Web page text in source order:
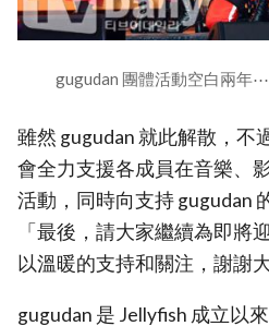
gugudan 團體活動空白兩年
雖然 gugudan 就此解散，不
會全力支援各成員在音樂、
活動，同時向支持 gugudan
「最後，請大家繼續為即將
以溫暖的支持和關注，謝謝大
gugudan 是 Jellyfish 成立以